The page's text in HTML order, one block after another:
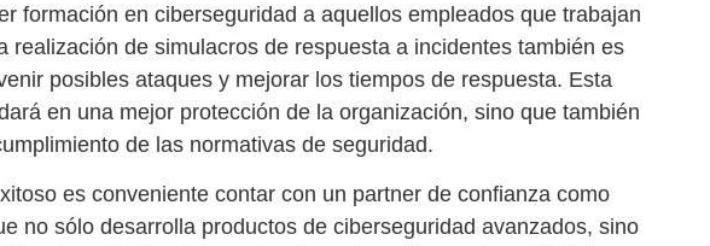
formación en ciberseguridad a aquellos empleados que trabajan
realización de simulacros de respuesta a incidentes también es
posibles ataques y mejorar los tiempos de respuesta. Esta
en una mejor protección de la organización, sino que también
de las normativas de seguridad.
es conveniente contar con un partner de confianza como
no sólo desarrolla productos de ciberseguridad avanzados, sino